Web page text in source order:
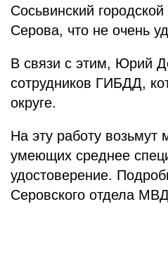
Сосьвинский
Серова, что не очень
В связи с этим, Юрий
сотрудников ГИБДД,
округе.
На эту работу
умеющих среднее
удостоверение.
Серовского отдела